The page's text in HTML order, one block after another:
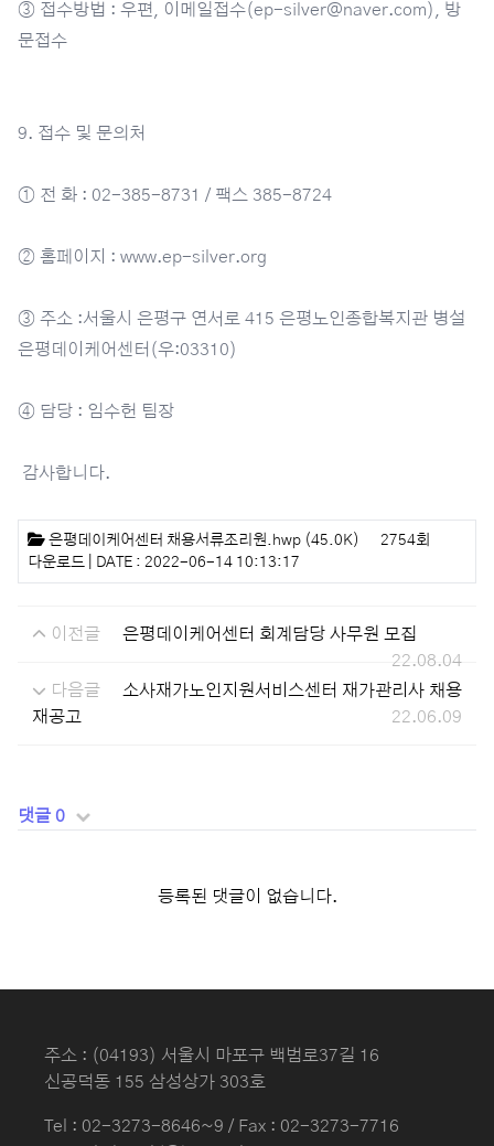
③ 접수방법 : 우편, 이메일접수(ep-silver@naver.com), 방
문접수
9. 접수 및 문의처
① 전 화 : 02-385-8731 / 팩스 385-8724
② 홈페이지 : www.ep-silver.org
③ 주소 :서울시 은평구 연서로 415 은평노인종합복지관 병설
은평데이케어센터(우:03310)
④ 담당 : 임수헌 팀장
감사합니다. ​
첨부파일
은평데이케어센터 채용서류조리원.hwp (45.0K)
2754회
다운로드 | DATE : 2022-06-14 10:13:17
이전글
은평데이케어센터 회계담당 사무원 모집
22.08.04
다음글
소사재가노인지원서비스센터 재가관리사 채용
재공고
22.06.09
댓글 0
등록된 댓글이 없습니다.
주소 : (04193) 서울시 마포구 백범로37길 16
신공덕동 155 삼성상가 303호
Tel : 02-3273-8646~9 / Fax : 02-3273-7716